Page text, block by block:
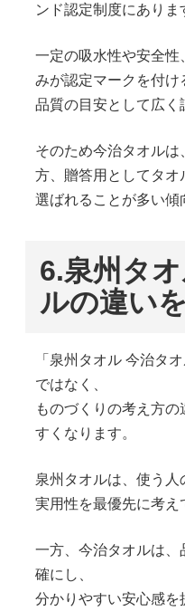
ンド認定制度にありま
一定の吸水性や安全
みが認定マークを付け
品質の目安として広く
そのため今治タオル
方、贈答用としてタオ
選ばれることが多い傾
6.泉州タ
ルの違い
「泉州タオル 今治タ
ではなく、
ものづくりの考え方
すくなります。
泉州タオルは、使う
実用性を最優先に考え
一方、今治タオルは、
確にし、
分かりやすい安心感を